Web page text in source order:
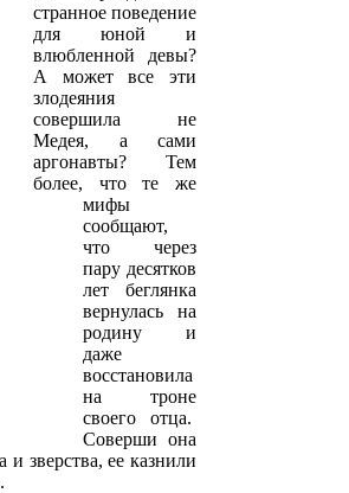
странное поведение
для юной и
влюбленной девы?
А может все эти
злодеяния
совершила не
Медея, а сами
аргонавты? Тем
более, что те же
мифы
сообщают,
что через
пару десятков
лет беглянка
вернулась на
родину и
даже
восстановила
на троне
своего отца.
Соверши она
и зверства, ее казнили